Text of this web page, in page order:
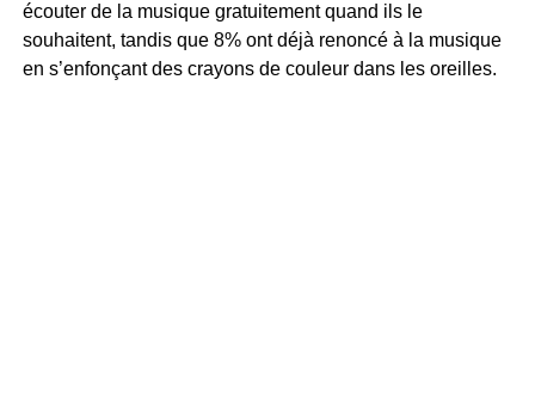
écouter de la musique gratuitement quand ils le
souhaitent, tandis que 8% ont déjà renoncé à la musique
en s’enfonçant des crayons de couleur dans les oreilles.